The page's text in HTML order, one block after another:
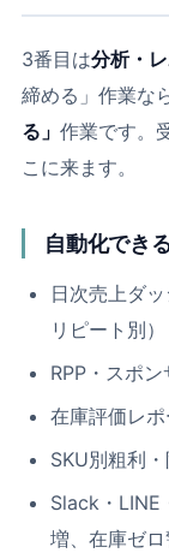
3番目は分析・
締める」作業な
る」 作業です。
こに来ます。
自動化でき
日次売上ダ
リピート別）
RPP・スポ
在庫評価レ
SKU別粗利
Slack・LINE
増、在庫ゼロ